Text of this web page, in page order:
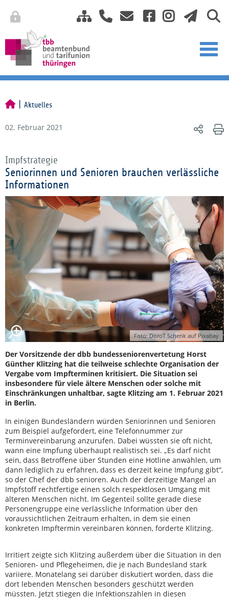
Aktuelles
02. Februar 2021
Impfstrategie
Seniorinnen und Senioren brauchen verlässliche
Informationen
Foto: DoroT Schenk auf Pixabay
Der Vorsitzende der dbb bundesseniorenvertetung Horst
Günther Klitzing hat die teilweise schlechte Organisation der
Vergabe vom Impfterminen kritisiert. Die Situation sei
insbesondere für viele ältere Menschen oder solche mit
Einschränkungen unhaltbar, sagte Klitzing am 1. Februar 2021
in Berlin.
In einigen Bundesländern würden Seniorinnen und Senioren
zum Beispiel aufgefordert, eine Telefonnummer zur
Terminvereinbarung anzurufen. Dabei wüssten sie oft nicht,
wann eine Impfung überhaupt realistisch sei. „Es darf nicht
sein, dass Betroffene über Stunden eine Hotline anwählen, um
dann lediglich zu erfahren, dass es derzeit keine Impfung gibt“,
so der Chef der dbb senioren. Auch der derzeitige Mangel an
Impfstoff rechtfertige einen solch respektlosen Umgang mit
älteren Menschen nicht. Im Gegenteil sollte gerade diese
Personengruppe eine verlässliche Information über den
voraussichtlichen Zeitraum erhalten, in dem sie einen
konkreten Impftermin vereinbaren können, forderte Klitzing.
Irritiert zeigte sich Klitzing außerdem über die Situation in den
Senioren- und Pflegeheimen, die je nach Bundesland stark
variiere. Monatelang sei darüber diskutiert worden, dass die
dort lebenden Menschen besonders geschützt werden
müssten. Jetzt stiegen die Infektionszahlen in diesen